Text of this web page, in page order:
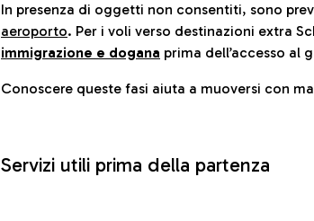
In presenza di oggetti non consentiti, sono
aeroporto. Per i voli verso destinazioni extra
immigrazione e dogana prima dell’accesso al
Conoscere queste fasi aiuta a muoversi con
Servizi utili prima della partenza